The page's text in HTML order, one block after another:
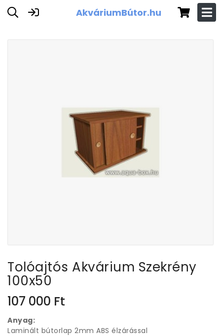
AkváriumBútor.hu
Tolóajtós Akvárium Szekrény
100x50
107 000 Ft
Anyag:
Laminált bútorlap 2mm ABS élzárással